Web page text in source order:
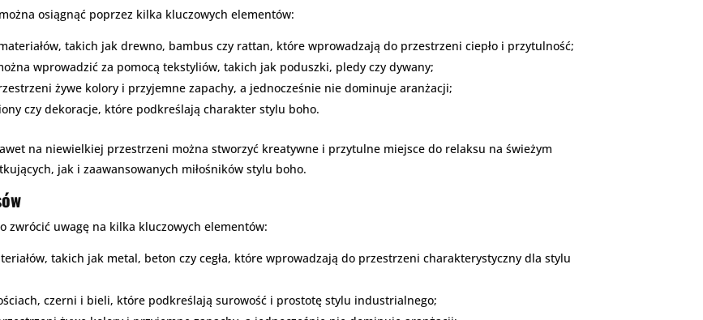
można osiągnąć poprzez kilka kluczowych elementów:
takich jak drewno, bambus czy rattan, które wprowadzają do przestrzeni ciepło i przytulność;
wprowadzić za pomocą tekstyliów, takich jak poduszki, pledy czy dywany;
żywe kolory i przyjemne zapachy, a jednocześnie nie dominuje aranżacji;
czy dekoracje, które podkreślają charakter stylu boho.
na niewielkiej przestrzeni można stworzyć kreatywne i przytulne miejsce do relaksu na świeżym
jak i zaawansowanych miłośników stylu boho.
zwrócić uwagę na kilka kluczowych elementów:
takich jak metal, beton czy cegła, które wprowadzają do przestrzeni charakterystyczny dla stylu
czerni i bieli, które podkreślają surowość i prostotę stylu industrialnego;